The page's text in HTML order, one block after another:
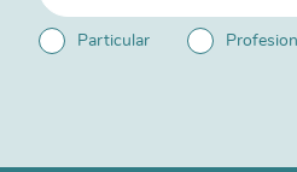
Particular